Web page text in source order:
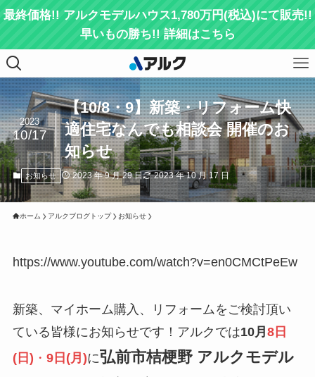
最終価格!! アルクモデルハウス1,780万円(税込)にて販売!!
早いもの勝ち!! 詳細はこちら
【10/8・9】新築・リフォーム快
適住宅なんでも相談会 開催のお
知らせ
2023
10/17
お知らせ 2023 年 9 月 29 日 2023 年 10 月 17 日
ホーム アルクブログトップ お知らせ
https://www.youtube.com/watch?v=en0CMCtPeEw
新築、マイホーム購入、リフォームをご検討頂い
ている皆様にお知らせです！アルクでは10月 8日
(日) ・ 9日(月)に弘前市桔梗野 アルクモデル